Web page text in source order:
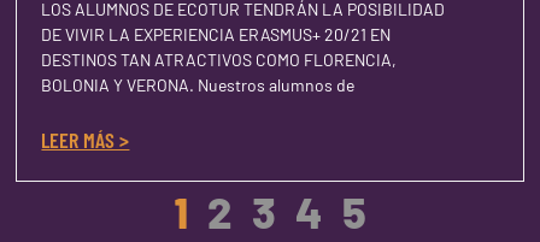
LOS ALUMNOS DE ECOTUR TENDRÁN LA POSIBILIDAD
DE VIVIR LA EXPERIENCIA ERASMUS+ 20/21 EN
DESTINOS TAN ATRACTIVOS COMO FLORENCIA,
BOLONIA Y VERONA. Nuestros alumnos de
LEER MÁS >
1 2 3 4 5